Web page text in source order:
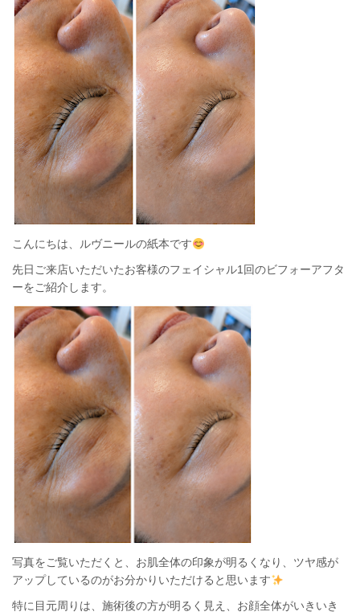
こんにちは、ルヴニールの紙本です
先日ご来店いただいたお客様のフェイシャル1回のビフォーアフタ
ーをご紹介します。
写真をご覧いただくと、お肌全体の印象が明るくなり、ツヤ感が
アップしているのがお分かりいただけると思います
特に目元周りは、施術後の方が明るく見え、お顔全体がいきいき